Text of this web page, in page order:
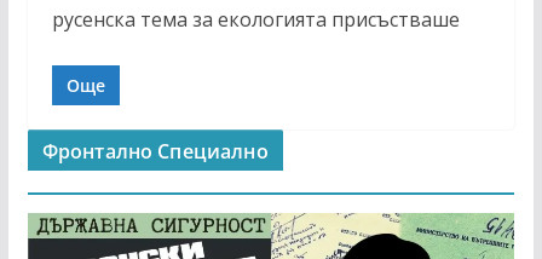
русенска тема за екологията присъстваше
Още
Фронтално Специално